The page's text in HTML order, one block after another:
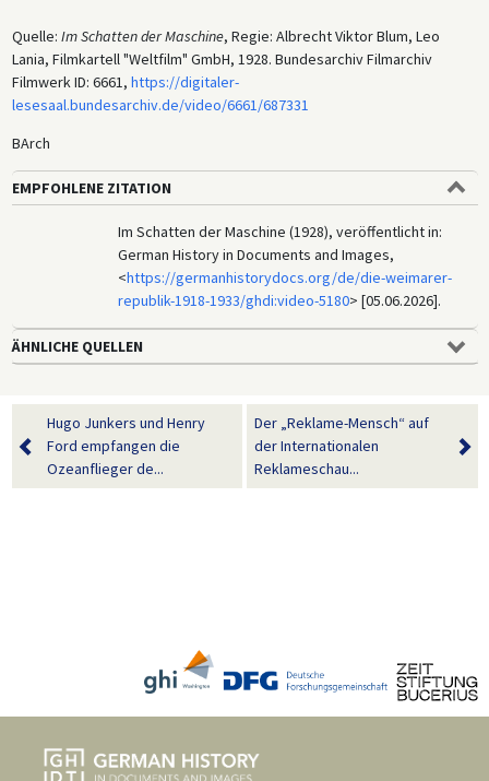
Quelle: Im Schatten der Maschine, Regie: Albrecht Viktor Blum, Leo
Lania, Filmkartell "Weltfilm" GmbH, 1928. Bundesarchiv Filmarchiv
Filmwerk ID: 6661, https://digitaler-
lesesaal.bundesarchiv.de/video/6661/687331
BArch
EMPFOHLENE ZITATION
Im Schatten der Maschine (1928), veröffentlicht in:
German History in Documents and Images,
<https://germanhistorydocs.org/de/die-weimarer-
republik-1918-1933/ghdi:video-5180> [05.06.2026].
ÄHNLICHE QUELLEN
Hugo Junkers und Henry
Ford empfangen die
Ozeanflieger de...
Der „Reklame-Mensch“ auf
der Internationalen
Reklameschau...